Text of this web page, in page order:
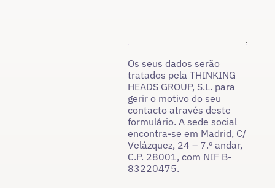
Os seus dados serão
tratados pela THINKING
HEADS GROUP, S.L. para
gerir o motivo do seu
contacto através deste
formulário. A sede social
encontra-se em Madrid, C/
Velázquez, 24 – 7.º andar,
C.P. 28001, com NIF B-
83220475.